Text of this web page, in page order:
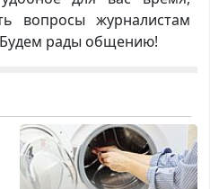
вопросы журналистам
Будем рады общению!